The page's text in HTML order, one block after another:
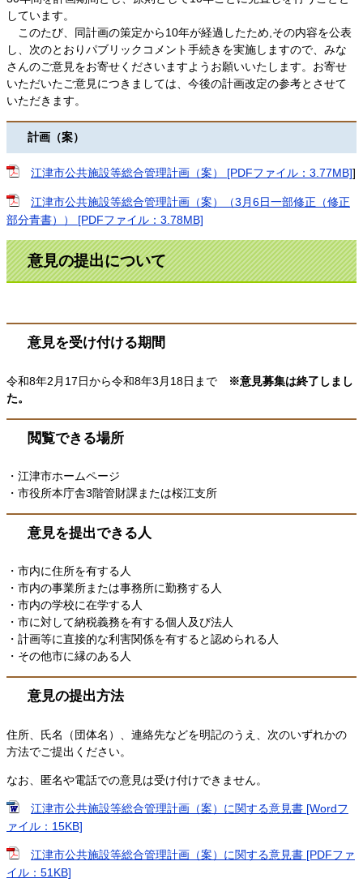
しています。
このたび、同計画の策定から10年が経過したため,その内容を公表
し、次のとおりパブリックコメント手続きを実施しますので、みな
さんのご意見をお寄せくださいますようお願いいたします。お寄せ
いただいたご意見につきましては、今後の計画改定の参考とさせて
いただきます。
計画（案）
江津市公共施設等総合管理計画（案） [PDFファイル：3.77MB]]
江津市公共施設等総合管理計画（案）（3月6日一部修正（修正
部分青書）） [PDFファイル：3.78MB]
意見の提出について
意見を受け付ける期間
令和8年2月17日から令和8年3月18日まで
※意見募集は終了しまし
た。
閲覧できる場所
・江津市ホームページ
・市役所本庁舎3階管財課または桜江支所
意見を提出できる人
・市内に住所を有する人
・市内の事業所または事務所に勤務する人
・市内の学校に在学する人
・市に対して納税義務を有する個人及び法人
・計画等に直接的な利害関係を有すると認められる人
・その他市に縁のある人
意見の提出方法
住所、氏名（団体名）、連絡先などを明記のうえ、次のいずれかの
方法でご提出ください。
なお、匿名や電話での意見は受け付けできません。
江津市公共施設等総合管理計画（案）に関する意見書 [Wordフ
ァイル：15KB]
江津市公共施設等総合管理計画（案）に関する意見書 [PDFファ
イル：51KB]